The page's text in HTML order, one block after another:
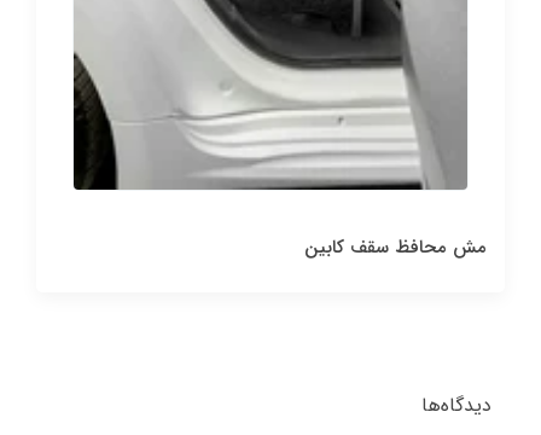
مش محافظ سقف کابین
دیدگاه‌ها